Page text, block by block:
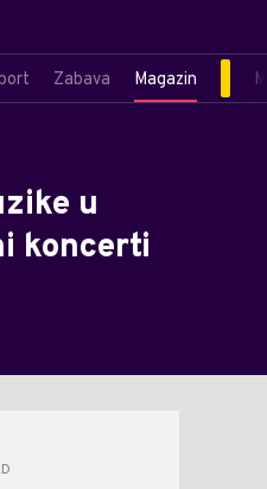
Zabava Magazin
u
koncerti